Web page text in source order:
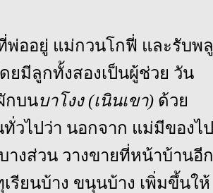
พ่ออยู่ แม่กวนโกฟี่ และรับพลู
ยมีลูกทั้งสองเป็นผู้ช่วย วัน
กบนบาโงง (เนินเขา) ด้วย
วไปว่า นอกจาก แม่มีของไป
งส่วน วางขายที่หน้าบ้านอีก
รียนบ้าง ขนุนบ้าง เพิ่มขึ้นให้